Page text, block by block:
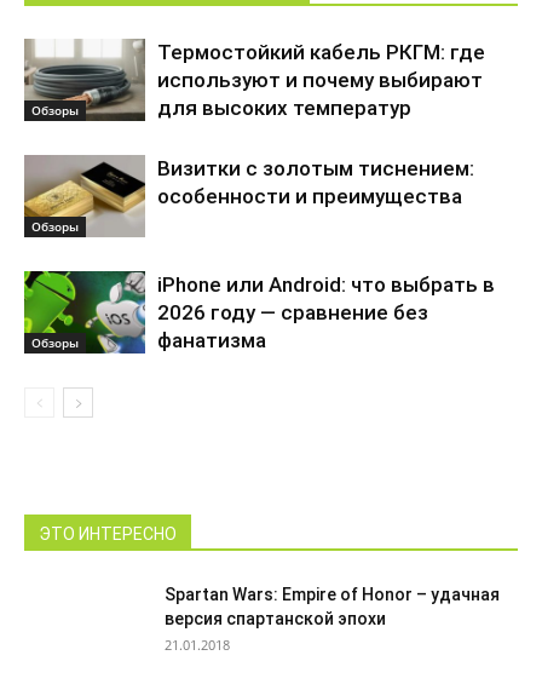
Обзоры
Термостойкий кабель РКГМ: где
используют и почему выбирают
для высоких температур
Обзоры
Визитки с золотым тиснением:
особенности и преимущества
Обзоры
iPhone или Android: что выбрать в
2026 году — сравнение без
фанатизма
ЭТО ИНТЕРЕСНО
Spartan Wars: Empire of Honor – удачная
версия спартанской эпохи
21.01.2018